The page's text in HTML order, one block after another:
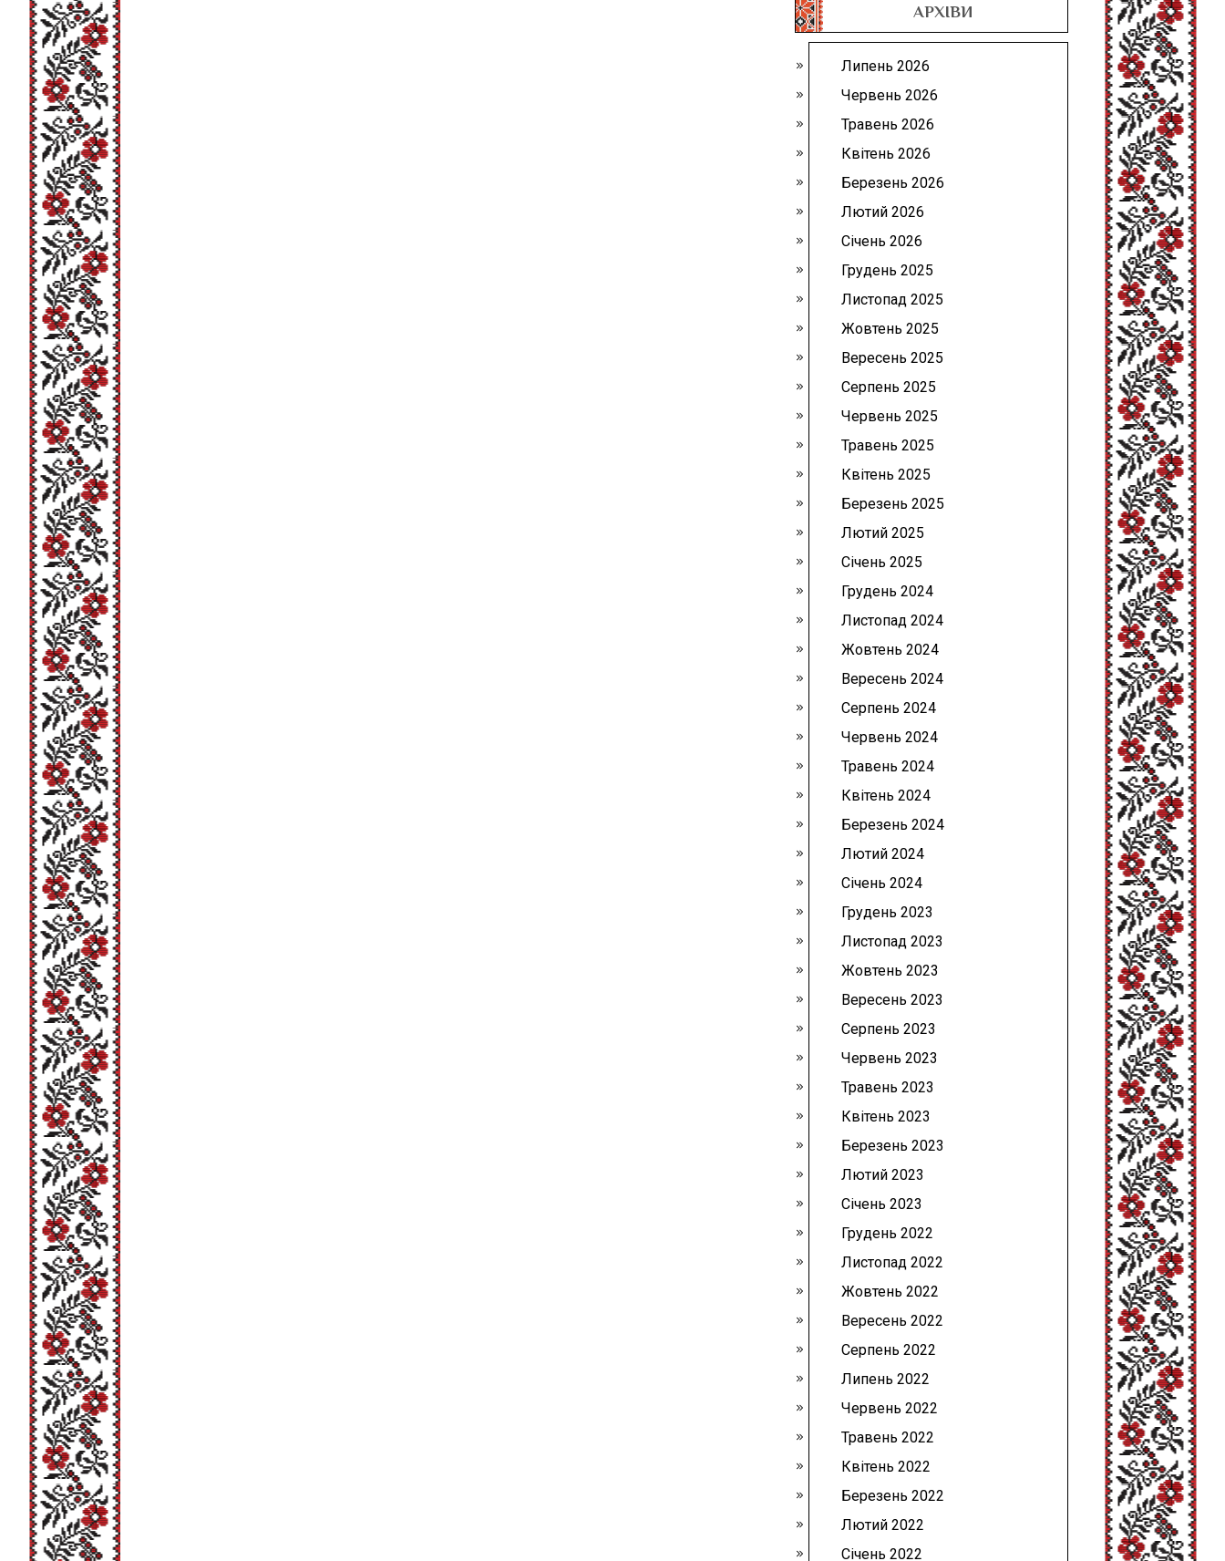
АРХІВИ
Липень 2026
Червень 2026
Травень 2026
Квітень 2026
Березень 2026
Лютий 2026
Січень 2026
Грудень 2025
Листопад 2025
Жовтень 2025
Вересень 2025
Серпень 2025
Червень 2025
Травень 2025
Квітень 2025
Березень 2025
Лютий 2025
Січень 2025
Грудень 2024
Листопад 2024
Жовтень 2024
Вересень 2024
Серпень 2024
Червень 2024
Травень 2024
Квітень 2024
Березень 2024
Лютий 2024
Січень 2024
Грудень 2023
Листопад 2023
Жовтень 2023
Вересень 2023
Серпень 2023
Червень 2023
Травень 2023
Квітень 2023
Березень 2023
Лютий 2023
Січень 2023
Грудень 2022
Листопад 2022
Жовтень 2022
Вересень 2022
Серпень 2022
Липень 2022
Червень 2022
Травень 2022
Квітень 2022
Березень 2022
Лютий 2022
Січень 2022